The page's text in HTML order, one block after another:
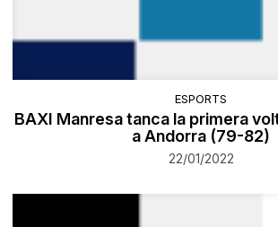
ESPORTS
BAXI Manresa tanca la primera
a Andorra (79-82)
22/01/2022